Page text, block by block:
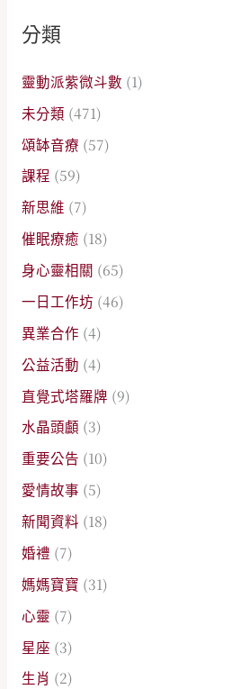
分類
靈動派紫微斗數 (1)
未分類 (471)
頌缽音療 (57)
課程 (59)
新思維 (7)
催眠療癒 (18)
身心靈相關 (65)
一日工作坊 (46)
異業合作 (4)
公益活動 (4)
直覺式塔羅牌 (9)
水晶頭顱 (3)
重要公告 (10)
愛情故事 (5)
新聞資料 (18)
婚禮 (7)
媽媽寶寶 (31)
心靈 (7)
星座 (3)
生肖 (2)